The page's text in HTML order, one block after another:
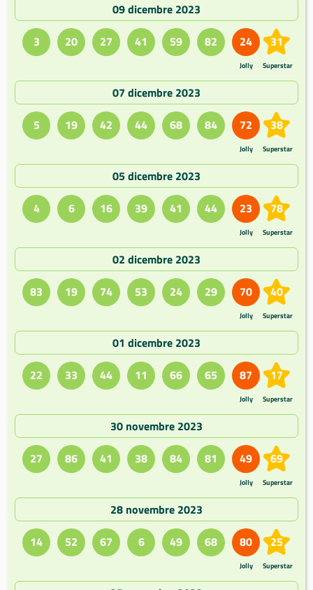
09 dicembre 2023
3
20 27 41 59 82 24
Jolly
31
Superstar
07 dicembre 2023
5
19 42 44 68 84 72
Jolly
38
Superstar
05 dicembre 2023
4
6 16 39 41 44 23
Jolly
78
Superstar
02 dicembre 2023
83
19 74 53 24 29 70
Jolly
40
Superstar
01 dicembre 2023
22
33 44 11 66 65 87
Jolly
17
Superstar
30 novembre 2023
27
86 41 38 84 81 49
Jolly
69
Superstar
28 novembre 2023
14
52 67 6 49 68 80
Jolly
25
Superstar